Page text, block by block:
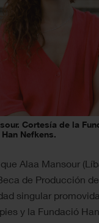
Cortesía de la
Nefkens.
Alaa Mansour
de Producción
singular
y la Fundació